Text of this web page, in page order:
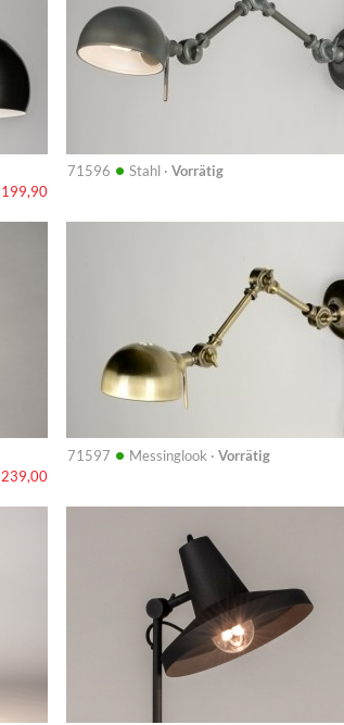
199,90
71596 • Stahl · Vorrätig
239,00
71597 • Messinglook · Vorrätig
Info
Info